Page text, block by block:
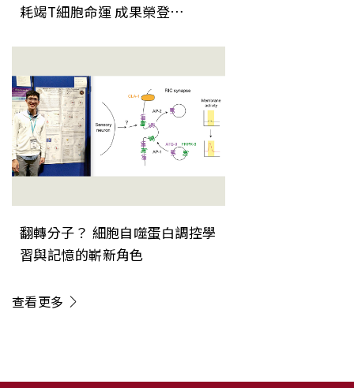
耗竭T細胞命運 成果榮登
翻轉分子？ 細胞自噬蛋白調控學
習與記憶的嶄新角色
查看更多